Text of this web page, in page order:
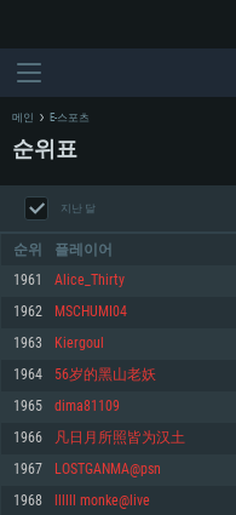
최소사양
운영체제: Windows 10 (64 bit)
최소사양
운영체제: Mac OS Big Sur 11.0
최소사양
운영체제: 64bit Linux 중 최신 버전
메인 E-스포츠
순위표
지난 달
순위 플레이어
1961 Alice_Thirty
1962 MSCHUMI04
1963 Kiergoul
1964 56岁的黑山老妖
1965 dima81109
1966 凡日月所照皆为汉土
1967 LOSTGANMA@psn
1968 llllll monke@live